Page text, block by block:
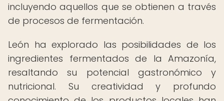
incluyendo aquellos que se obtienen a través
de procesos de fermentación.
León ha explorado las posibilidades de los
ingredientes fermentados de la Amazonía,
resaltando su potencial gastronómico y
nutricional. Su creatividad y profundo